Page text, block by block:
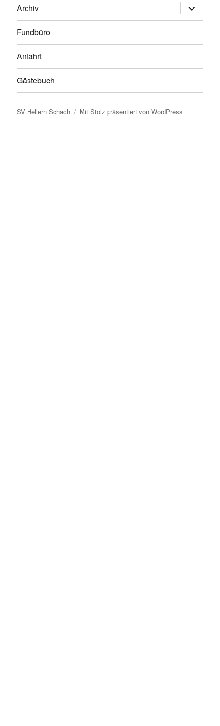
Archiv
anzeigen
Fundbüro
Anfahrt
Gästebuch
SV Hellern Schach Mit Stolz präsentiert von WordPress